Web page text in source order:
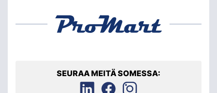
SEURAA MEITÄ SOMESSA: